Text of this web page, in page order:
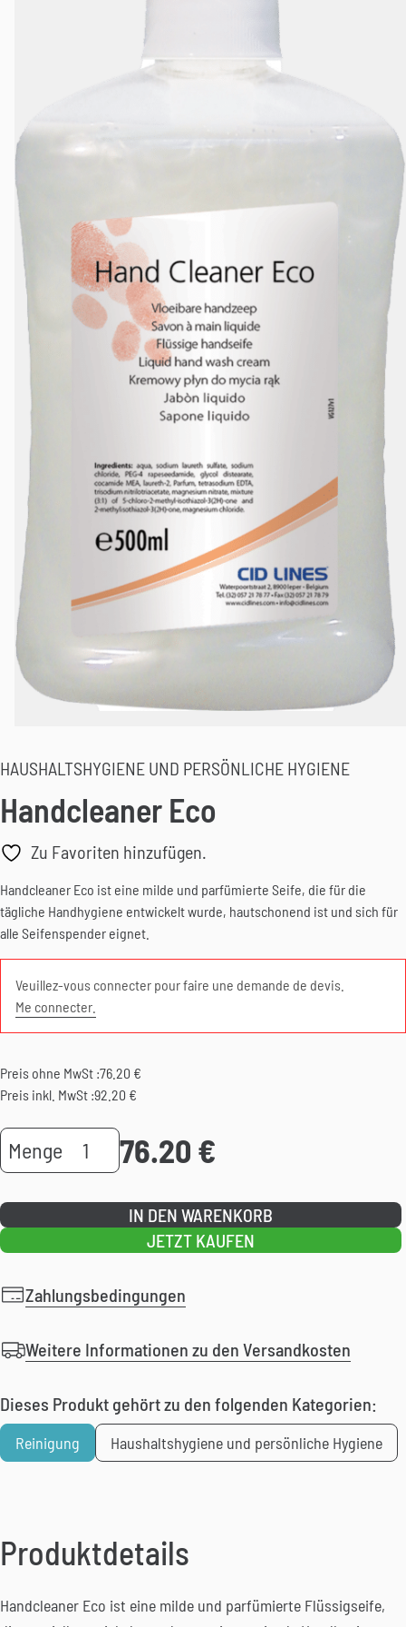
HAUSHALTSHYGIENE UND PERSÖNLICHE HYGIENE
Handcleaner Eco
Zu Favoriten hinzufügen.
Handcleaner Eco ist eine milde und parfümierte Seife, die für die
tägliche Handhygiene entwickelt wurde, hautschonend ist und sich für
alle Seifenspender eignet.
Veuillez-vous connecter pour faire une demande de devis.
Me connecter.
Preis ohne MwSt :76.20 €
Preis inkl. MwSt :92.20 €
Menge Handcleaner
Eco
Menge
76.20 €
IN DEN WARENKORB
JETZT KAUFEN
Zahlungsbedingungen
Weitere Informationen zu den Versandkosten
Dieses Produkt gehört zu den folgenden Kategorien:
Reinigung Haushaltshygiene und persönliche Hygiene
Produktdetails
Handcleaner Eco ist eine milde und parfümierte Flüssigseife,